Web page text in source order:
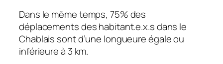
Dans le même temps, 75% des
déplacements des habitant.e.x.s dans le
Chablais sont d’une longueure égale ou
inférieure à 3 km.